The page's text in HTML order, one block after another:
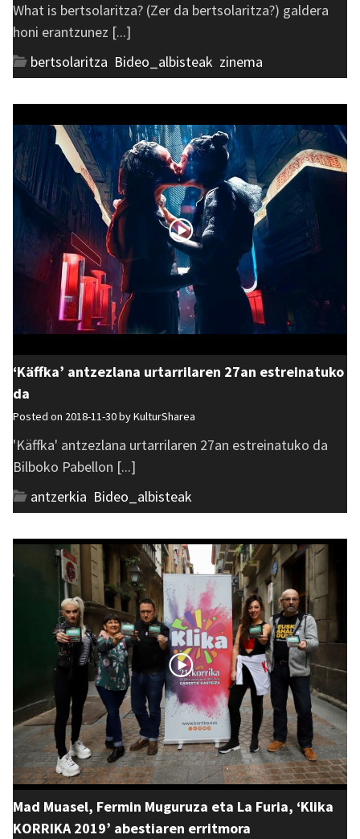
What is bertsolaritza? (Zer da bertsolaritza?) galdera
honi erantzunez [...]
bertsolaritza Bideo_albisteak zinema
‘Käffka’ antzezlana urtarrilaren 27an estreinatuko
da
Posted on 2018-11-30 byKulturSharea
'Käffka' antzezlana urtarrilaren 27an estreinatuko da
Bilboko Pabellon [...]
antzerkia Bideo_albisteak
Mad Muasel, Fermin Muguruza eta La Furia, ‘Klika
KORRIKA 2019’ abestiaren erritmora